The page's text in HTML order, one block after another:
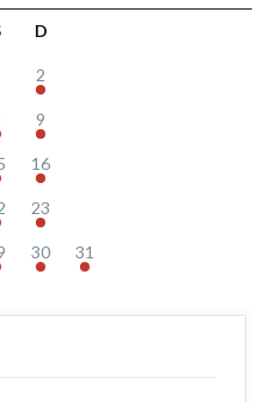
D
2
9
16
23
30 31